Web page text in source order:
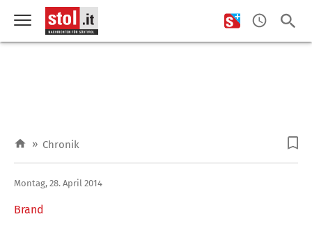
» Chronik
Brand
Montag, 28. April 2014